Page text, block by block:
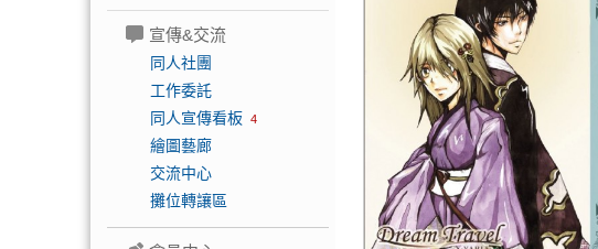
宣傳&交流
同人社團
工作委託
同人宣傳看板 4
繪圖藝廊
交流中心
攤位轉讓區